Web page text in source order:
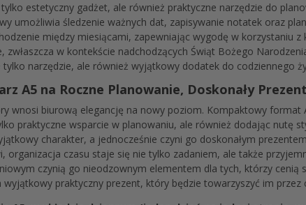
estetyczny gadżet, ale również praktyczne narzędzie do
umożliwia śledzenie ważnych dat, zapisywanie notatek oraz
między miesiącami, zapewniając wygodę w korzystaniu
w kontekście nadchodzących Świąt Bożego
narzędzie, ale również wyjątkowy dodatek do codziennego
A5 na Roczne Planowanie, Doskonały
wnosi biurową elegancję na nowy poziom. Kompaktowy format
praktyczne wsparcie w planowaniu, ale również dodając nutę
charakter, a jednocześnie czyni go doskonałym
organizacja czasu staje się nie tylko zadaniem, ale także
czynią go nieodzownym elementem dla tych, którzy
praktyczny prezent, który będzie towarzyszyć im przez